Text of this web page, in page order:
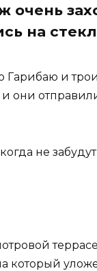
на
Гарибаю и
они
не
который